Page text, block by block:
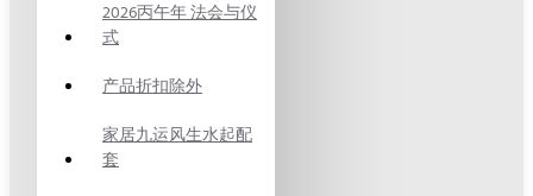
2026丙午年 法会与仪
式
产品折扣除外
家居九运风生水起配
套